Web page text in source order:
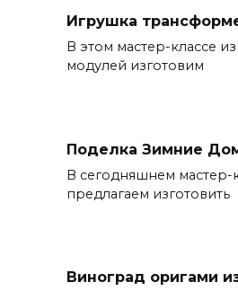
Игрушка
В этом мастер-классе
модулей изготовим
Поделка Зимние
В сегодняшнем мастер-
предлагаем изготовить
Виноград оригами